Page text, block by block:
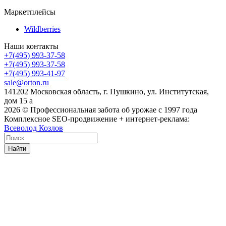
Маркетплейсы
Wildberries
Наши контакты
+7(495) 993-37-58
+7(495) 993-37-58
+7(495) 993-41-97
sale@orton.ru
141202 Московская область, г. Пушкино, ул. Институтская,
дом 15 а
2026 © Профессиональная забота об урожае с 1997 года
Комплексное SEO-продвижение + интернет-реклама:
Всеволод Козлов
Найти